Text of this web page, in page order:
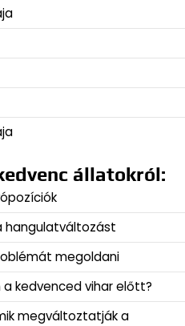
állatokról:
hangulatváltozást
megoldani
a kedvenced vihar előtt?
megváltoztatják a